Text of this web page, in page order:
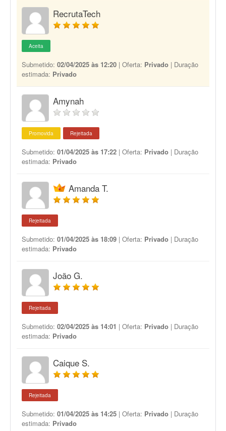
RecrutaTech
Aceita
Submetido: 02/04/2025 às 12:20 | Oferta: Privado | Duração
estimada: Privado
Amynah
Promovida Rejeitada
Submetido: 01/04/2025 às 17:22 | Oferta: Privado | Duração
estimada: Privado
Amanda T.
Rejeitada
Submetido: 01/04/2025 às 18:09 | Oferta: Privado | Duração
estimada: Privado
João G.
Rejeitada
Submetido: 02/04/2025 às 14:01 | Oferta: Privado | Duração
estimada: Privado
Caique S.
Rejeitada
Submetido: 01/04/2025 às 14:25 | Oferta: Privado | Duração
estimada: Privado